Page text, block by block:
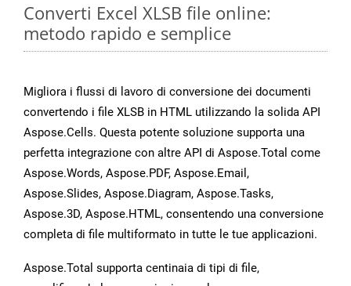
Converti Excel XLSB file online:
metodo rapido e semplice
Migliora i flussi di lavoro di conversione dei documenti
convertendo i file XLSB in HTML utilizzando la solida API
Aspose.Cells. Questa potente soluzione supporta una
perfetta integrazione con altre API di Aspose.Total come
Aspose.Words, Aspose.PDF, Aspose.Email,
Aspose.Slides, Aspose.Diagram, Aspose.Tasks,
Aspose.3D, Aspose.HTML, consentendo una conversione
completa di file multiformato in tutte le tue applicazioni.
Aspose.Total supporta centinaia di tipi di file,